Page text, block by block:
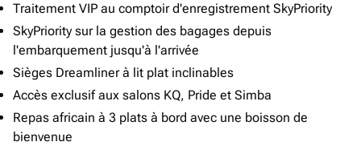
Traitement VIP au comptoir d'enregistrement SkyPriority
SkyPriority sur la gestion des bagages depuis
l'embarquement jusqu'à l'arrivée
Sièges Dreamliner à lit plat inclinables
Accès exclusif aux salons KQ, Pride et Simba
Repas africain à 3 plats à bord avec une boisson de
bienvenue